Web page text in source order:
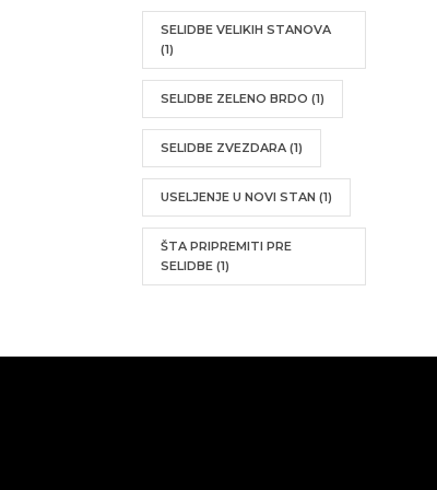
SELIDBE VELIKIH STANOVA
(1)
SELIDBE ZELENO BRDO (1)
SELIDBE ZVEZDARA (1)
USELJENJE U NOVI STAN (1)
ŠTA PRIPREMITI PRE
SELIDBE (1)